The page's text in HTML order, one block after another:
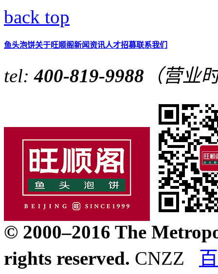
back top
鱼头泡饼关于旺顺阁新闻资讯人才招募联系我们
tel:400-819-9988 （营业
© 2000–2016 The
rights reserved. CNZZ